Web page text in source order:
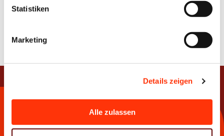
und Datenverarbeitung zu.
Statistiken
Marketing
Details zeigen
Alle zulassen
Kontakt